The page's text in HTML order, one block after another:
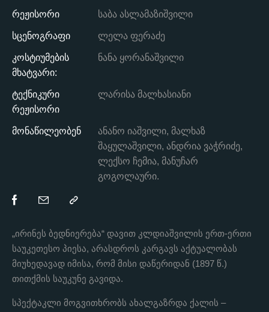
რეჟისორი საბა ასლამაზიშვილი
სცენოგრაფი ლელა ფერაძე
კოსტიუმების
მხატვარი:
ნანა ყორანაშვილი
ტექნიკური
რეჟისორი
ლარისა მალხასიანი
მონაწილეობენ
ანანო იაშვილი, მალხაზ
შაყულაშვილი, ანდრია ვაჭრიძე,
ლექსო ჩემია, მანუჩარ
გოგოლაური.
„ირინეს ბედნიერება“ დავით კლდიაშვილის ერთ-ერთი
საუკეთესო პიესა, არასდროს კარგავს აქტუალობას
მიუხედავად იმისა, რომ მისი დაწერიდან (1897 წ.)
თითქმის საუკუნე გავიდა.
სპექტაკლი მოგვითხრობს ახალგაზრდა ქალის –